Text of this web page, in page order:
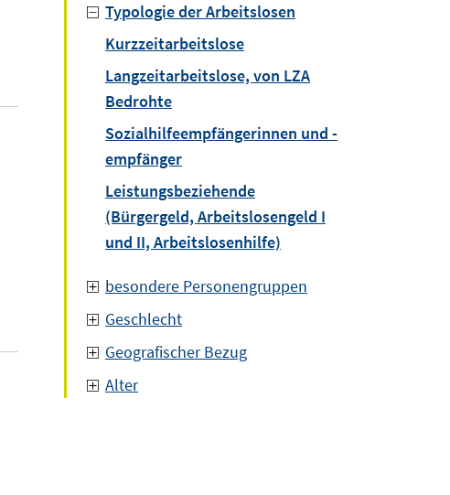
Typologie der Arbeitslosen
Kurzzeitarbeitslose
Langzeitarbeitslose, von LZA
Bedrohte
Sozialhilfeempfängerinnen und -
empfänger
Leistungsbeziehende
(Bürgergeld, Arbeitslosengeld I
und II, Arbeitslosenhilfe)
besondere Personengruppen
Geschlecht
Geografischer Bezug
Alter